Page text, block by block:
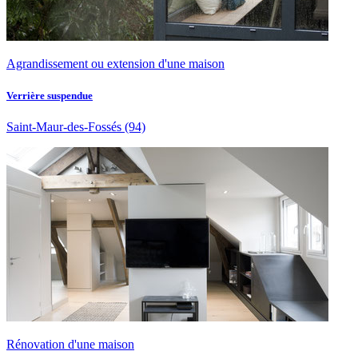
Agrandissement ou extension d'une maison
Verrière suspendue
Saint-Maur-des-Fossés (94)
Rénovation d'une maison